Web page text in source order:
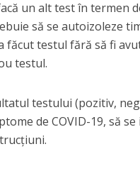
un alt test în termen
să se autoizoleze
făcut testul fără să fi
testul.
testului (pozitiv,
de COVID-19, să